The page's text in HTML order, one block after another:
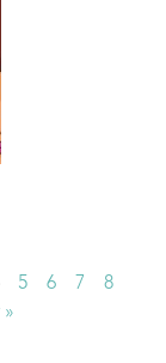
5 6 7
8